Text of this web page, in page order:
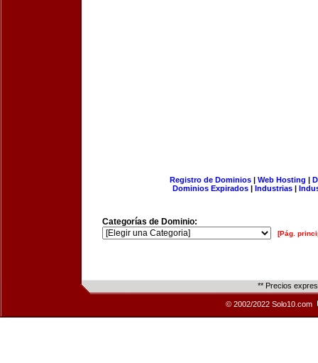
Registro de Dominios| Web Hosting |
Dominios Expirados | Industrias |
Categorías de Dominio:
[Pág.
** Precios
© 2002/2022 Solo10.com